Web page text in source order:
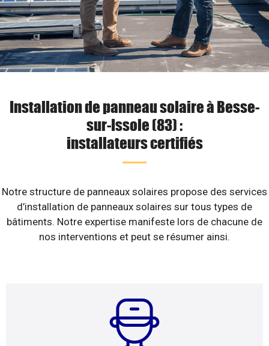
Installation de panneau solaire à Besse-
sur-Issole (83) :
installateurs certifiés
Notre structure de panneaux solaires propose des services
d’installation de panneaux solaires sur tous types de
bâtiments. Notre expertise manifeste lors de chacune de
nos interventions et peut se résumer ainsi.